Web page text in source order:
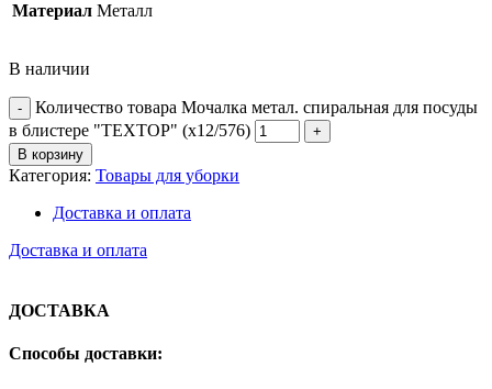
Материал Металл
В наличии
Количество товара Мочалка метал. спиральная для посуды
в блистере "ТЕХТОР" (х12/576)
В корзину
Категория: Товары для уборки
Доставка и оплата
Доставка и оплата
ДОСТАВКА
Способы доставки: